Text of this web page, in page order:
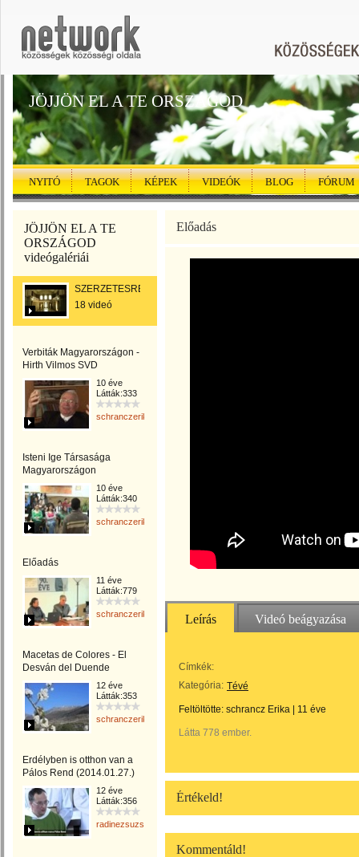
JÖJJÖN EL A TE ORSZÁGOD
NYITÓ TAGOK KÉPEK VIDEÓK BLOG FÓRUM
JÖJJÖN EL A TE
ORSZÁGOD
videógalériái
SZERZETESRENDEK
18 videó
Verbiták Magyarországon -
Hirth Vilmos SVD
10 éve
Látták:333
schranczerika
Isteni Ige Társasága
Magyarországon
10 éve
Látták:340
schranczerika
Előadás
11 éve
Látták:779
schranczerika
Macetas de Colores - El
Desván del Duende
12 éve
Látták:353
schranczerika
Erdélyben is otthon van a
Pálos Rend (2014.01.27.)
12 éve
Látták:356
radinezsuzsa
Előadás
Leírás Videó beágyazása
Címkék:
Kategória: Tévé
Feltöltötte: schrancz Erika 11 éve
Látta 778 ember.
Értékeld!
Kommentáld!